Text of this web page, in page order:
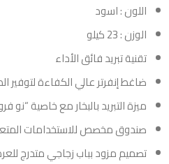
اللون : اسود
الوزن : 23 كيلو
تقنية تبريد فائق الأداء
ضاغط إنفرتر عالي الكفاءة لتوفير
ميزة التبريد بالبخار مع خاصية “نو
صندوق مخصص للاستخدامات
تصميم مزود بباب زجاجي متدرج